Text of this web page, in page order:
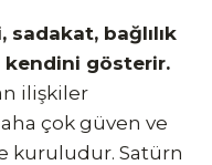
sadakat, bağlılık
kendini gösterir.
ilişkiler
çok güven ve
kuruludur. Satürn